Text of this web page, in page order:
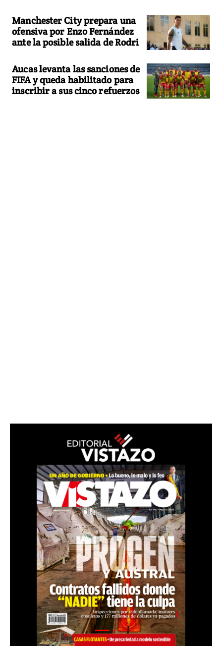
Manchester City prepara una
ofensiva por Enzo Fernández
ante la posible salida de Rodri
Aucas levanta las sanciones de
FIFA y queda habilitado para
inscribir a sus cinco refuerzos